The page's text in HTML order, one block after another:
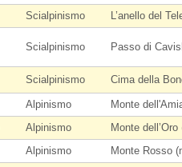
Scialpinismo
L’anello del
Scialpinismo Passo di
Scialpinismo Cima della
Alpinismo
Monte
Alpinismo
Monte
Alpinismo
Monte Rosso